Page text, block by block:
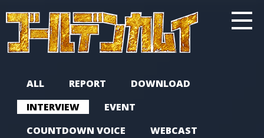
ALL REPORT
DOWNLOAD
INTERVIEW
EVENT
COUNTDOWN VOICE
WEBCAST